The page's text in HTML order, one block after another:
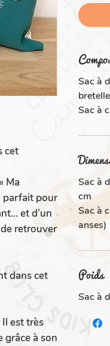
cet
Ma
parfait pour
et d’un
retrouver
dans cet
est très
à son
Sac à
Sac à
Sac à
cm
Sac à
anses)
Poids
Sac à